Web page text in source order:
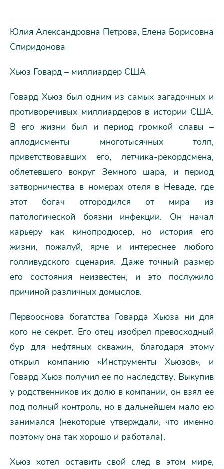
Юлия Александровна Петрова, Елена Борисовна
Спиридонова
Хьюз Говард – миллиардер США
Говард Хьюз был одним из самых загадочных и
противоречивых миллиардеров в истории США.
В его жизни был и период громкой славы –
аплодисменты многотысячных толп,
приветствовавших его, летчика-рекордсмена,
облетевшего вокруг Земного шара, и период
затворничества в номерах отеля в Неваде, где
этот богач отгородился от мира из
патологической боязни инфекции. Он начал
карьеру как кинопродюсер, но история его
жизни, пожалуй, ярче и интереснее любого
голливудского сценария. Даже точный размер
его состояния неизвестен, и это послужило
причиной различных домыслов.
Первооснова богатства Говарда Хьюза ни для
кого не секрет. Его отец изобрел превосходный
бур для нефтяных скважин, благодаря этому
открыл компанию «Инструменты Хьюзов», и
Говард Хьюз получил ее по наследству. Выкупив
у родственников их долю в компании, он взял ее
под полный контроль, но в дальнейшем мало ею
занимался (некоторые утверждали, что именно
поэтому она так хорошо и работала).
Хьюз хотел оставить свой след в этом мире,